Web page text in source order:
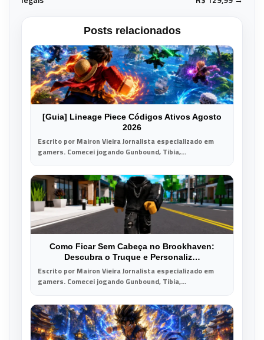
Posts relacionados
[Guia] Lineage Piece Códigos Ativos Agosto
2026
Escrito por Mairon Vieira Jornalista especializado em
gamers. Comecei jogando Gunbound, Tibia,...
Como Ficar Sem Cabeça no Brookhaven:
Descubra o Truque e Personaliz…
Escrito por Mairon Vieira Jornalista especializado em
gamers. Comecei jogando Gunbound, Tibia,...